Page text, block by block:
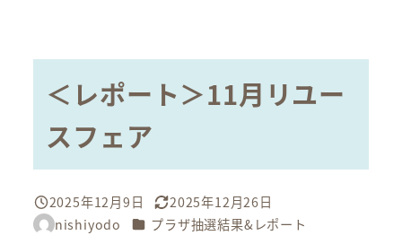
＜レポート＞11月リユー
スフェア
投稿日
2025年12月9日
更新日
2025年12月26日
著
nishiyodo カテゴリー
プラザ抽選結果&レポート